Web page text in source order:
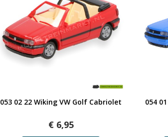
Snel bekijken
053 02 22 Wiking VW Golf Cabriolet
€ 6,95
054